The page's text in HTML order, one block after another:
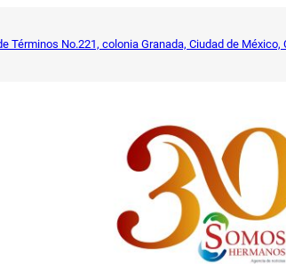
Términos No.221, colonia Granada, Ciudad de México,